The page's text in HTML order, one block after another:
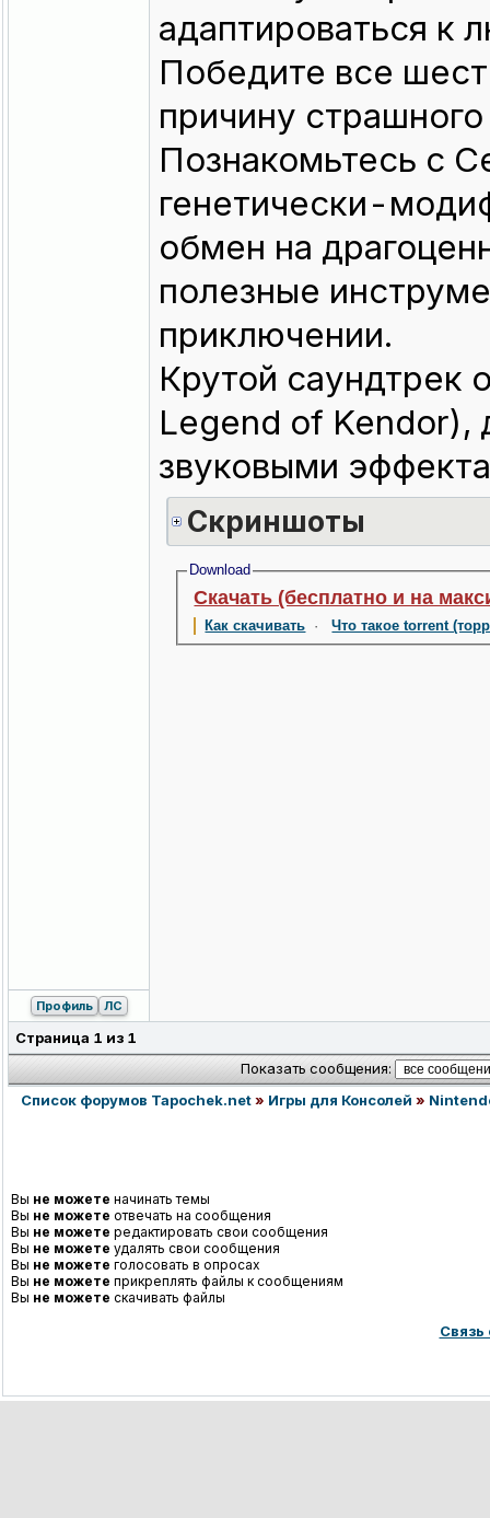
адаптироваться к
Победите все
причину
Познакомьтесь с
генетически-
обмен на
полезные
приключении.
Крутой саундтрек
Legend of Kendor),
звуковыми
Скриншоты
Download
Скачать (бесплатно и на
Как скачивать ·Что такое torrent
Профиль ЛС
Страница 1 из 1
Показать сообщения:
Список форумов Tapochek.net» Игры для Консолей »
Вы не можете начинать темы
Вы не можете отвечать на сообщения
Вы не можете редактировать свои сообщения
Вы не можете удалять свои сообщения
Вы не можете голосовать в опросах
Вы не можете прикреплять файлы к сообщениям
Вы не можете скачивать файлы